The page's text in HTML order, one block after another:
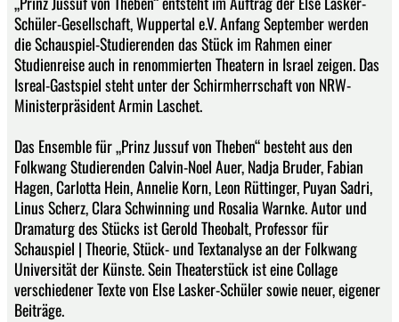
Schüler-Gesellschaft, Wuppertal e.V. Anfang September werden
die Schauspiel-Studierenden das Stück im Rahmen einer
Studienreise auch in renommierten Theatern in Israel zeigen. Das
Isreal-Gastspiel steht unter der Schirmherrschaft von NRW-
Ministerpräsident Armin Laschet.
Das Ensemble für „Prinz Jussuf von Theben“ besteht aus den
Folkwang Studierenden Calvin-Noel Auer, Nadja Bruder, Fabian
Hagen, Carlotta Hein, Annelie Korn, Leon Rüttinger, Puyan Sadri,
Linus Scherz, Clara Schwinning und Rosalia Warnke. Autor und
Dramaturg des Stücks ist Gerold Theobalt, Professor für
Schauspiel | Theorie, Stück- und Textanalyse an der Folkwang
Universität der Künste. Sein Theaterstück ist eine Collage
verschiedener Texte von Else Lasker-Schüler sowie neuer, eigener
Beiträge.